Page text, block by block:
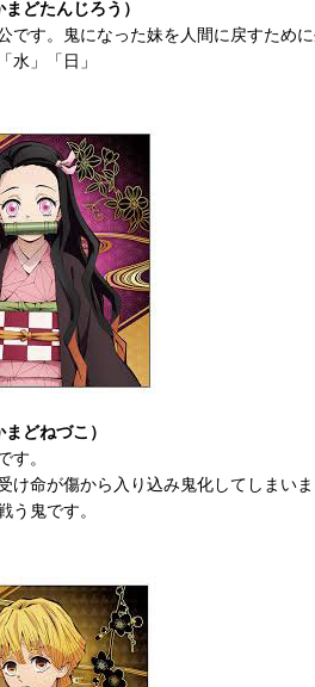
どたんじろう）
です。鬼になった妹を人間に戻すため
水」「日」
どねづこ）
す。
け命が傷から入り込み鬼化してしまい
う鬼です。